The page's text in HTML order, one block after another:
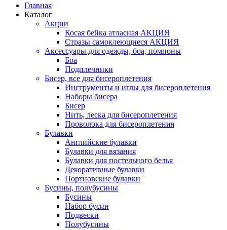
Главная
Каталог
Акции
Косая бейка атласная АКЦИЯ
Стразы самоклеющиеся АКЦИЯ
Аксессуары для одежды, боа, помпоны
Боа
Подплечники
Бисер, все для бисероплетения
Инструменты и иглы для бисероплетения
Наборы бисера
Бисер
Нить, леска для бисероплетения
Проволока для бисероплетения
Булавки
Английские булавки
Булавки для вязания
Булавки для постельного белья
Декоративные булавки
Портновские булавки
Бусины, полубусины
Бусины
Набор бусин
Подвески
Полубусины